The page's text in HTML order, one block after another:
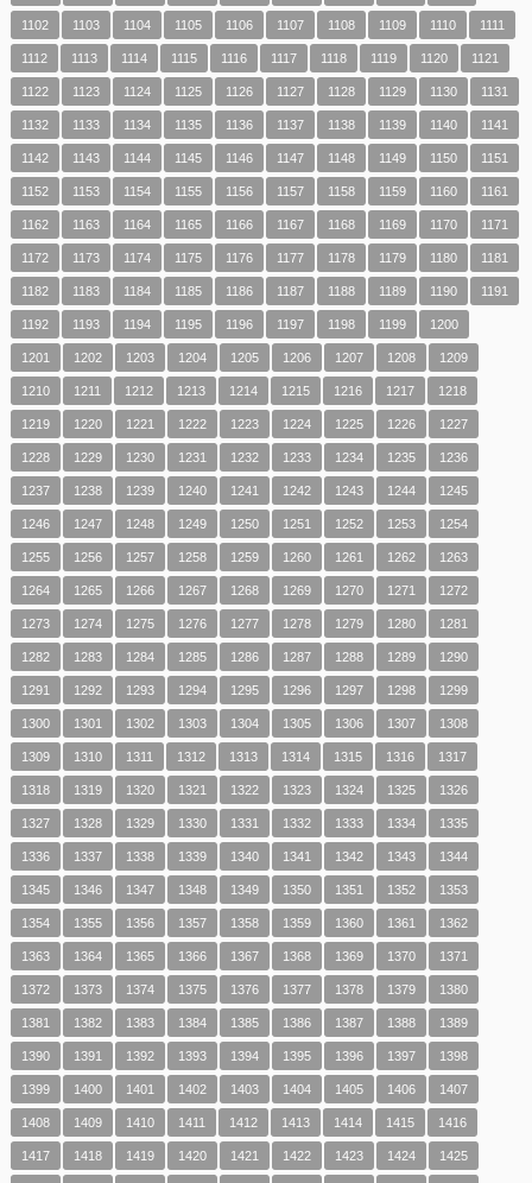
1102 1103 1104 1105 1106 1107 1108 1109 1110 1111
1112 1113 1114 1115 1116 1117 1118 1119 1120 1121
1122 1123 1124 1125 1126 1127 1128 1129 1130 1131
1132 1133 1134 1135 1136 1137 1138 1139 1140 1141
1142 1143 1144 1145 1146 1147 1148 1149 1150 1151
1152 1153 1154 1155 1156 1157 1158 1159 1160 1161
1162 1163 1164 1165 1166 1167 1168 1169 1170 1171
1172 1173 1174 1175 1176 1177 1178 1179 1180 1181
1182 1183 1184 1185 1186 1187 1188 1189 1190 1191
1192 1193 1194 1195 1196 1197 1198 1199 1200
1201 1202 1203 1204 1205 1206 1207 1208 1209
1210 1211 1212 1213 1214 1215 1216 1217 1218
1219 1220 1221 1222 1223 1224 1225 1226 1227
1228 1229 1230 1231 1232 1233 1234 1235 1236
1237 1238 1239 1240 1241 1242 1243 1244 1245
1246 1247 1248 1249 1250 1251 1252 1253 1254
1255 1256 1257 1258 1259 1260 1261 1262 1263
1264 1265 1266 1267 1268 1269 1270 1271 1272
1273 1274 1275 1276 1277 1278 1279 1280 1281
1282 1283 1284 1285 1286 1287 1288 1289 1290
1291 1292 1293 1294 1295 1296 1297 1298 1299
1300 1301 1302 1303 1304 1305 1306 1307 1308
1309 1310 1311 1312 1313 1314 1315 1316 1317
1318 1319 1320 1321 1322 1323 1324 1325 1326
1327 1328 1329 1330 1331 1332 1333 1334 1335
1336 1337 1338 1339 1340 1341 1342 1343 1344
1345 1346 1347 1348 1349 1350 1351 1352 1353
1354 1355 1356 1357 1358 1359 1360 1361 1362
1363 1364 1365 1366 1367 1368 1369 1370 1371
1372 1373 1374 1375 1376 1377 1378 1379 1380
1381 1382 1383 1384 1385 1386 1387 1388 1389
1390 1391 1392 1393 1394 1395 1396 1397 1398
1399 1400 1401 1402 1403 1404 1405 1406 1407
1408 1409 1410 1411 1412 1413 1414 1415 1416
1417 1418 1419 1420 1421 1422 1423 1424 1425